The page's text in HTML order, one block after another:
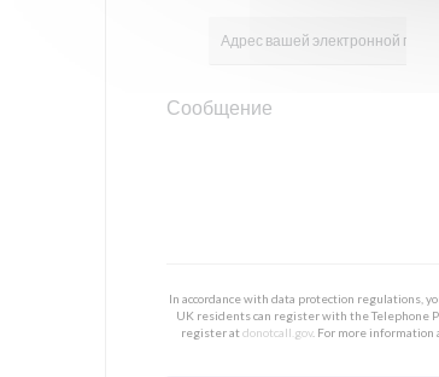
In accordance with data protection regulations,
UK residents can register with the Telephone
register atdonotcall.gov. For more information